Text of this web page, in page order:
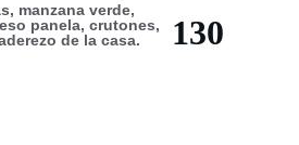
manzana verde,
panela, crutones,
de la casa.
130